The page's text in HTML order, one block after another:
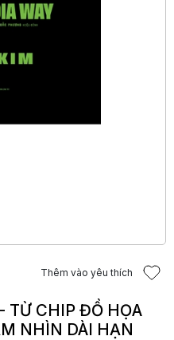
Thêm vào yêu thích
TỪ CHIP ĐỒ HỌA
NHÌN DÀI HẠN